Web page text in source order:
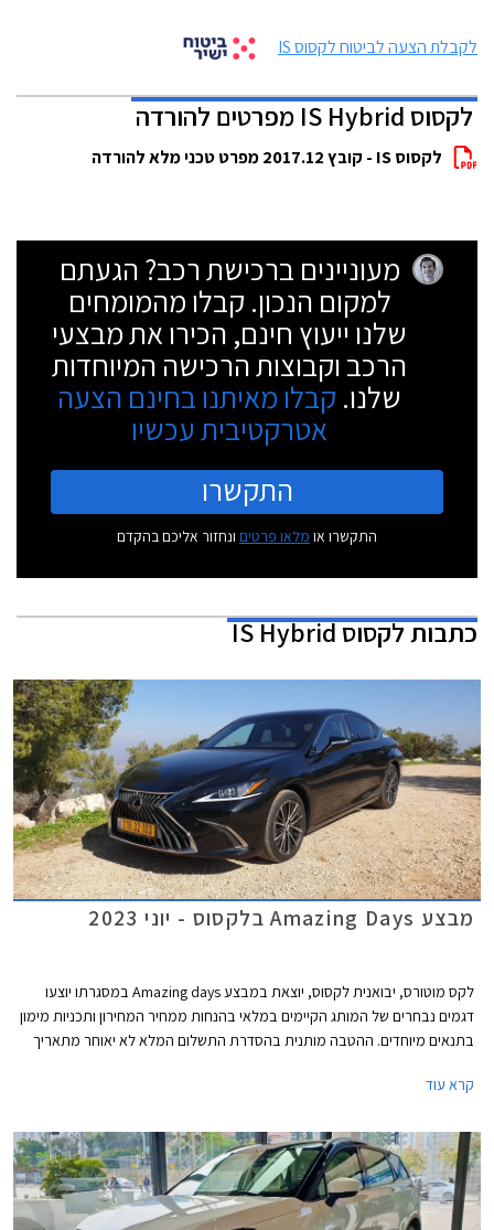
לקבלת הצעה לביטוח לקסוס IS
לקסוס IS Hybrid מפרטים להורדה
לקסוס IS - קובץ 2017.12 מפרט טכני מלא להורדה
מעוניינים ברכישת רכב? הגעתם
למקום הנכון. קבלו מהמומחים
שלנו ייעוץ חינם, הכירו את מבצעי
הרכב וקבוצות הרכישה המיוחדות
שלנו. קבלו מאיתנו בחינם הצעה
אטרקטיבית עכשיו
התקשרו
התקשרו או מלאו פרטים ונחזור אליכם בהקדם
כתבותלקסוס IS Hybrid
מבצע Amazing Days בלקסוס - יוני 2023
לקס מוטורס, יבואנית לקסוס, יוצאת במבצע Amazing days במסגרתו יוצעו
דגמים נבחרים של המותג הקיימים במלאי בהנחות ממחיר המחירון ותכניות מימון
בתנאים מיוחדים. ההטבה מותנית בהסדרת התשלום המלא לא יאוחר מתאריך
14-16 ביוני או עד גמר המלאי.
קרא עוד